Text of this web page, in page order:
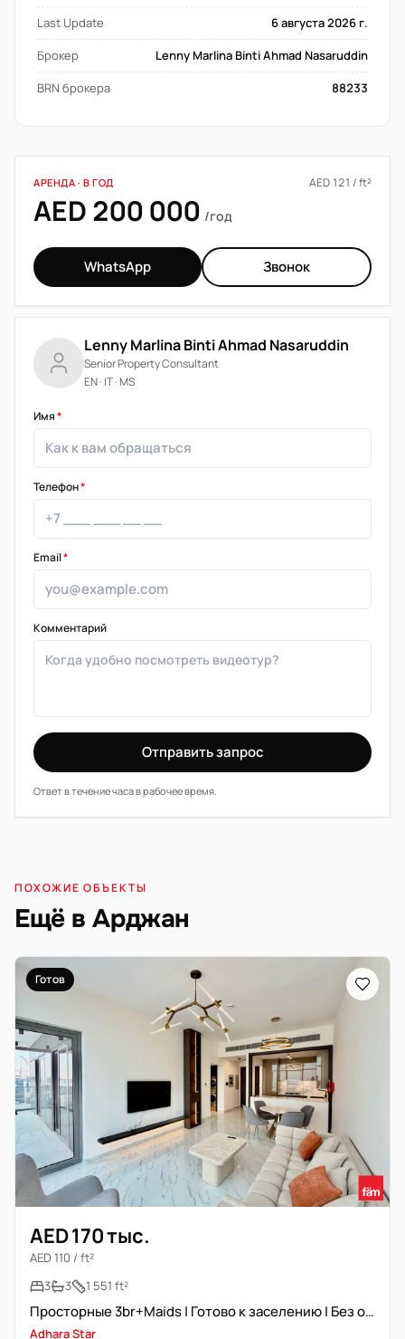
Last Update
6 августа 2026 г.
Брокер
Lenny Marlina Binti Ahmad Nasaruddin
BRN брокера
88233
АРЕНДА · В ГОД AED 121 / ft²
AED 200 000 /год
WhatsApp Звонок
Lenny Marlina Binti Ahmad Nasaruddin
Senior Property Consultant
EN · IT · MS
Имя*
Телефон*
Email*
Комментарий
Отправить запрос
Ответ в течение часа в рабочее время.
ПОХОЖИЕ ОБЪЕКТЫ
Ещё в Арджан
Готов
AED 170 тыс.
AED 110 / ft²
3
3 1 551 ft²
Просторные 3br+Maids | Готово к заселению | Без охлаждения
Adhara Star